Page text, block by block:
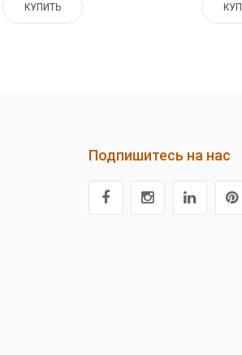
КУПИТЬ
Подпишитесь на нас